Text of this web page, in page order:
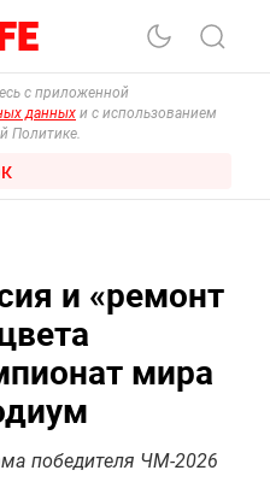
с приложенной
данных и с использованием
Политике.
и «ремонт
мира
победителя ЧМ-2026